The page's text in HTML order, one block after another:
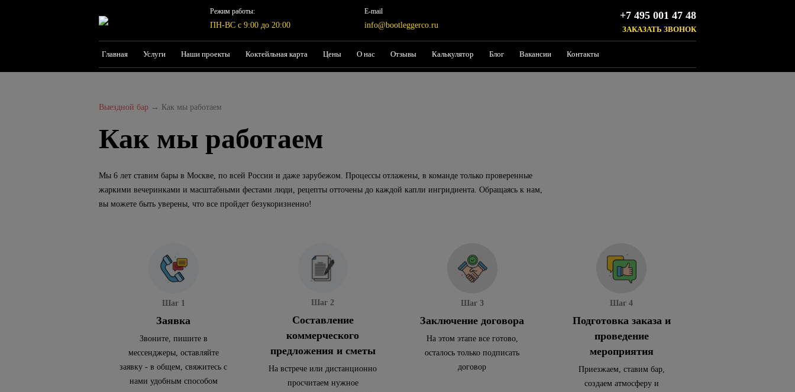
Режим работы:
ПН-ВС с 9:00 до 20:00
E-mail
info@bootleggerco.ru
+7 495 001 47 48
ЗАКАЗАТЬ ЗВОНОК
Главная Услуги Наши проекты Коктейльная карта Цены О нас Отзывы Калькулятор Блог Вакансии Контакты
Выездной бар → Как мы работаем
Как мы работаем
Мы 6 лет ставим бары в Москве, по всей России и даже зарубежом. Процессы отлажены, в команде только проверенные
жаркими вечеринками и масштабными фестами люди, рецепты отточены до каждой капли ингридиента. Обращаясь к нам,
вы можете быть уверены, что все пройдет безукоризненно!
Шаг 1
Заявка
Звоните, пишите в
мессенджеры, оставляйте
заявку - в общем, свяжитесь с
нами удобным способом
Шаг 2
Составление
коммерческого
предложения и сметы
На встрече или дистанционно
просчитаем нужное
Шаг 3
Заключение договора
На этом этапе все готово,
осталось только подписать
договор
Шаг 4
Подготовка заказа и
проведение
мероприятия
Приезжаем, ставим бар,
создаем атмосферу и